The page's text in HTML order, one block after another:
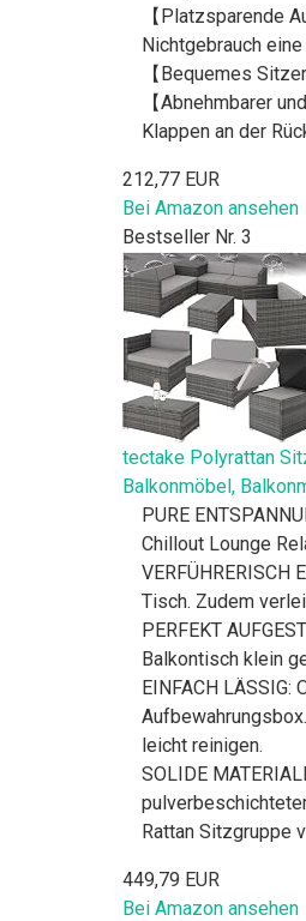
【Platzsparende
Nichtgebrauch
【Bequemes
【Abnehmbarer
Klappen an der
212,77 EUR
Bei Amazon ansehen
Bestseller Nr. 3
tectake Polyrattan
Balkonmöbel,
PURE
Chillout Lounge
Tisch. Zudem
PERFEKT
Balkontisch klein
EINFACH
leicht reinigen.
SOLIDE
Rattan Sitzgruppe
449,79 EUR
Bei Amazon ansehen